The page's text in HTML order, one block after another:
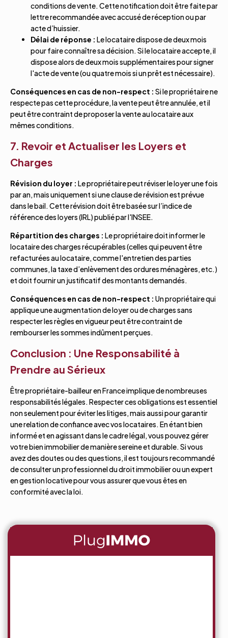
conditions de vente. Cette notification doit être faite par
lettre recommandée avec accusé de réception ou par
acte d’huissier.
Délai de réponse : Le locataire dispose de deux mois
pour faire connaître sa décision. Si le locataire accepte, il
dispose alors de deux mois supplémentaires pour signer
l'acte de vente (ou quatre mois si un prêt est nécessaire).
Conséquences en cas de non-respect : Si le propriétaire ne
respecte pas cette procédure, la vente peut être annulée, et il
peut être contraint de proposer la vente au locataire aux
mêmes conditions.
7. Revoir et Actualiser les Loyers et
Charges
Révision du loyer : Le propriétaire peut réviser le loyer une fois
par an, mais uniquement si une clause de révision est prévue
dans le bail. Cette révision doit être basée sur l’indice de
référence des loyers (IRL) publié par l'INSEE.
Répartition des charges : Le propriétaire doit informer le
locataire des charges récupérables (celles qui peuvent être
refacturées au locataire, comme l'entretien des parties
communes, la taxe d’enlèvement des ordures ménagères, etc.)
et doit fournir un justificatif des montants demandés.
Conséquences en cas de non-respect : Un propriétaire qui
applique une augmentation de loyer ou de charges sans
respecter les règles en vigueur peut être contraint de
rembourser les sommes indûment perçues.
Conclusion : Une Responsabilité à
Prendre au Sérieux
Être propriétaire-bailleur en France implique de nombreuses
responsabilités légales. Respecter ces obligations est essentiel
non seulement pour éviter les litiges, mais aussi pour garantir
une relation de confiance avec vos locataires. En étant bien
informé et en agissant dans le cadre légal, vous pouvez gérer
votre bien immobilier de manière sereine et durable. Si vous
avez des doutes ou des questions, il est toujours recommandé
de consulter un professionnel du droit immobilier ou un expert
en gestion locative pour vous assurer que vous êtes en
conformité avec la loi.